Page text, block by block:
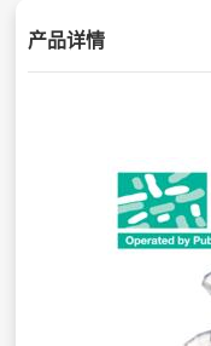
产品详情